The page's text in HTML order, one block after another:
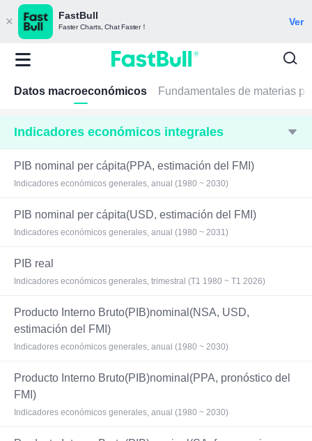
FastBull
Faster Charts, Chat Faster！ Ver
Datos macroeconómicos Fundamentales de materias
Indicadores económicos integrales
PIB nominal per cápita(PPA, estimación del FMI)
Indicadores económicos generales, anual (1980 ~ 2030)
PIB nominal per cápita(USD, estimación del FMI)
Indicadores económicos generales, anual (1980 ~ 2031)
PIB real
Indicadores económicos generales, trimestral (T1 1980 ~ T1 2026)
Producto Interno Bruto(PIB)nominal(NSA, USD,
estimación del FMI)
Indicadores económicos generales, anual (1980 ~ 2030)
Producto Interno Bruto(PIB)nominal(PPA, pronóstico del
FMI)
Indicadores económicos generales, anual (1980 ~ 2030)